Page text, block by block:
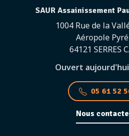
SAUR Assainissement
1004 Rue de la
Aéropole
64121 SERRES
Ouvert
05 61 52
Nous